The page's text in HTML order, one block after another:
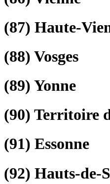
(87) Haute-
(88) Vosges
(89) Yonne
(90) Territoire
(91) Essonne
(92) Hauts-de-